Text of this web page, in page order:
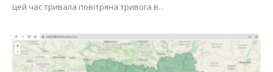
цей час тривала повітряна тривога в...